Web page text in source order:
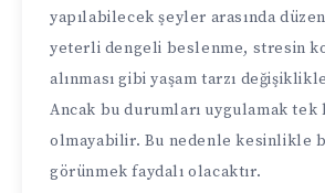
yapılabilecek şeyler arasında
yeterli dengeli beslenme, stresin
alınması gibi yaşam tarzı
Ancak bu durumları uygulamak tek
olmayabilir. Bu nedenle kesinlikle
görünmek faydalı olacaktır.